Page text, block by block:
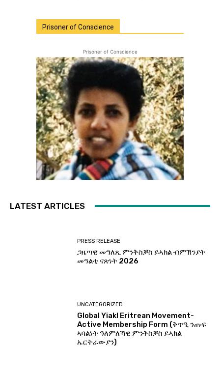
Prisoner of Conscience
Prisoner of Conscience
LATEST ARTICLES
PRESS RELEASE
ጋዜጣዊ መግለጺ ምንቅስቓስ ይኣክል ብምኽንያት
መዓልቲ ናጽነት 2026
UNCATEGORIZED
Global Yiakl Eritrean Movement-
Active Membership Form (ቅጥዒ ንጡፍ
ኣባልነት ዓለምለኻዊ ምንቅስቓስ ይኣክል
ኤርትራውያን)